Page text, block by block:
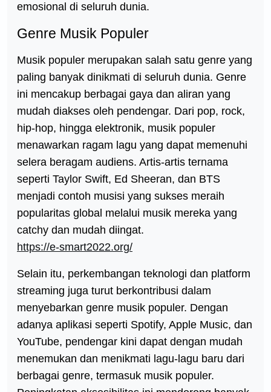
emosional di seluruh dunia.
Genre Musik Populer
Musik populer merupakan salah satu genre yang
paling banyak dinikmati di seluruh dunia. Genre
ini mencakup berbagai gaya dan aliran yang
mudah diakses oleh pendengar. Dari pop, rock,
hip-hop, hingga elektronik, musik populer
menawarkan ragam lagu yang dapat memenuhi
selera beragam audiens. Artis-artis ternama
seperti Taylor Swift, Ed Sheeran, dan BTS
menjadi contoh musisi yang sukses meraih
popularitas global melalui musik mereka yang
catchy dan mudah diingat.
https://e-smart2022.org/
Selain itu, perkembangan teknologi dan platform
streaming juga turut berkontribusi dalam
menyebarkan genre musik populer. Dengan
adanya aplikasi seperti Spotify, Apple Music, dan
YouTube, pendengar kini dapat dengan mudah
menemukan dan menikmati lagu-lagu baru dari
berbagai genre, termasuk musik populer.